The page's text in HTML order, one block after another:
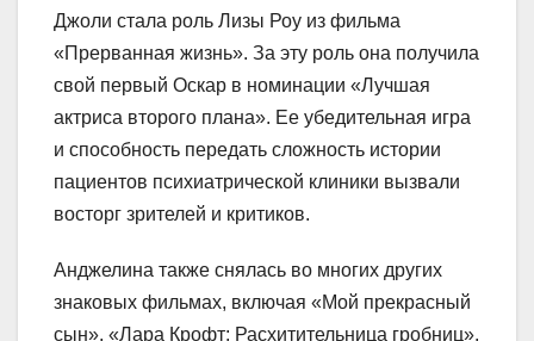
Джоли стала роль Лизы Роу из фильма
«Прерванная жизнь». За эту роль она получила
свой первый Оскар в номинации «Лучшая
актриса второго плана». Ее убедительная игра
и способность передать сложность истории
пациентов психиатрической клиники вызвали
восторг зрителей и критиков.
Анджелина также снялась во многих других
знаковых фильмах, включая «Мой прекрасный
сын», «Лара Крофт: Расхитительница гробниц»,